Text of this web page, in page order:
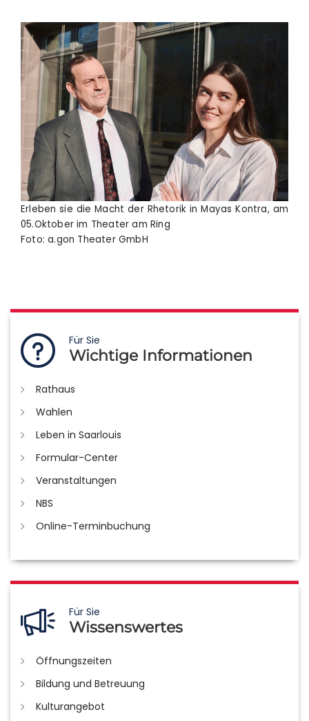
Erleben sie die Macht der Rhetorik in Mayas Kontra, am
05.Oktober im Theater am Ring
Foto: a.gon Theater GmbH
Für Sie
Wichtige Informationen
Rathaus
Wahlen
Leben in Saarlouis
Formular-Center
Veranstaltungen
NBS
Online-Terminbuchung
Für Sie
Wissenswertes
Öffnungszeiten
Bildung und Betreuung
Kulturangebot